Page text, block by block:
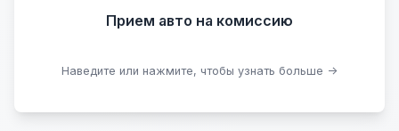
Прием авто на комиссию
Наведите или нажмите, чтобы узнать больше →
Прием битых авто
Оставить на комиссии